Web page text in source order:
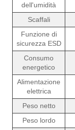
dell'umidità
Scaffali
Funzione di
sicurezza ESD
Consumo
energetico
Alimentazione
elettrica
Peso netto
Peso lordo